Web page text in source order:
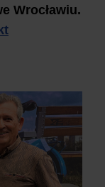
Wrocławiu.